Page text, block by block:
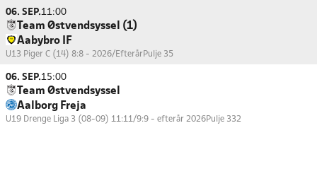
06. SEP.11:00
Team Østvendsyssel (1)
Aabybro IF
U13 Piger C (14) 8:8 - 2026/EfterårPulje 35
06. SEP.15:00
Team Østvendsyssel
Aalborg Freja
U19 Drenge Liga 3 (08-09) 11:11/9:9 - efterår 2026Pulje 332